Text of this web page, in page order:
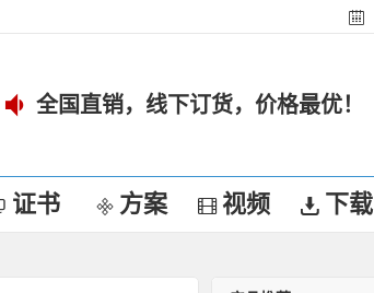
全国直销，线下订货，价格最优！
证书 方案 视频 下载